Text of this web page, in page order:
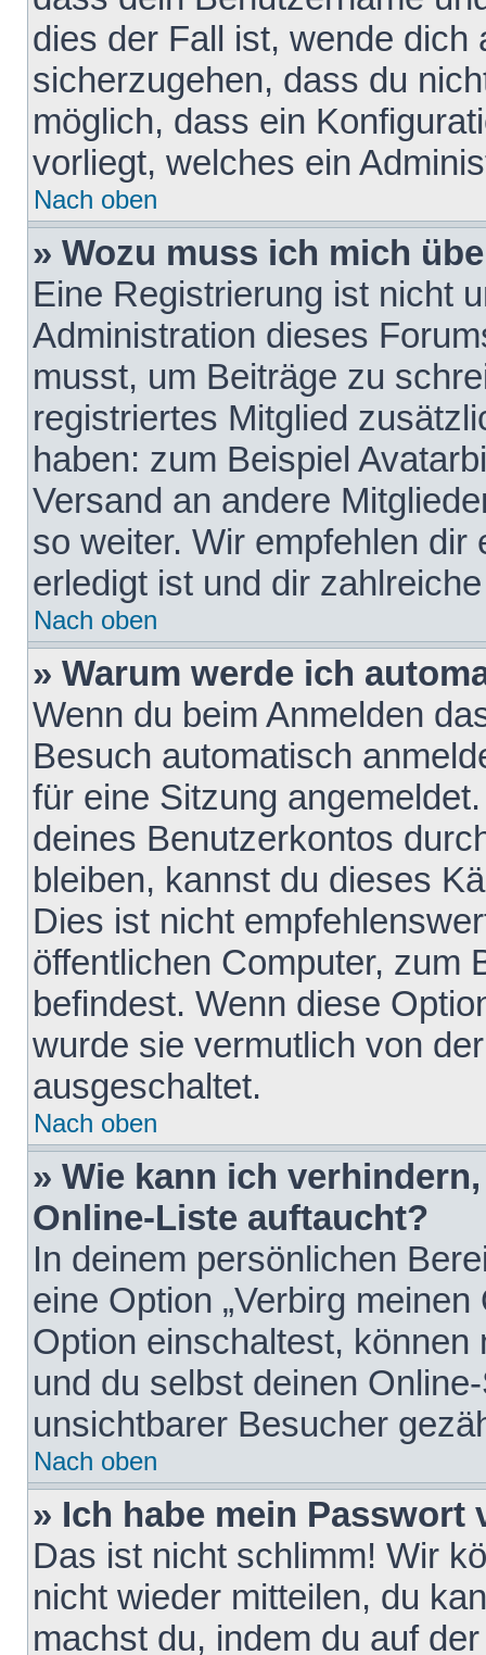
dies der Fall ist, wende dich
sicherzugehen, dass du
möglich, dass ein
vorliegt, welches ein
Nach oben
» Wozu muss ich mich
Eine Registrierung ist nicht
Administration dieses
musst, um Beiträge zu
registriertes Mitglied
haben: zum Beispiel
Versand an andere
so weiter. Wir empfehlen
erledigt ist und dir
Nach oben
» Warum werde ich
Wenn du beim Anmelden
Besuch automatisch
für eine Sitzung
deines Benutzerkontos
bleiben, kannst du dieses
Dies ist nicht
öffentlichen Computer, zum
befindest. Wenn diese
wurde sie vermutlich von
ausgeschaltet.
Nach oben
» Wie kann ich
Online-Liste auftaucht?
In deinem persönlichen
eine Option „Verbirg
Option einschaltest,
und du selbst deinen
unsichtbarer Besucher
Nach oben
» Ich habe mein Passwort
Das ist nicht schlimm! Wir
nicht wieder mitteilen, du
machst du, indem du auf